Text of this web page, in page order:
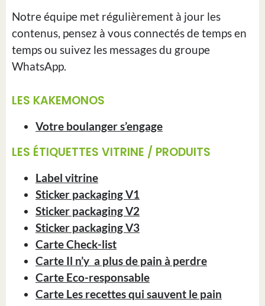
Notre équipe met régulièrement à jour les
contenus, pensez à vous connectés de temps en
temps ou suivez les messages du groupe
WhatsApp.
LES KAKEMONOS
Votre boulanger s’engage
LES ÉTIQUETTES VITRINE / PRODUITS
Label vitrine
Sticker packaging V1
Sticker packaging V2
Sticker packaging V3
Carte Check-list
Carte Il n’y a plus de pain à perdre
Carte Eco-responsable
Carte Les recettes qui sauvent le pain